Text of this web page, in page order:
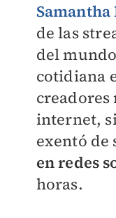
de las
del
cotidiana
creadores
internet,
exentó de
en redes
horas.